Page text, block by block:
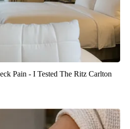
Pain - I Tested The Ritz Carlton